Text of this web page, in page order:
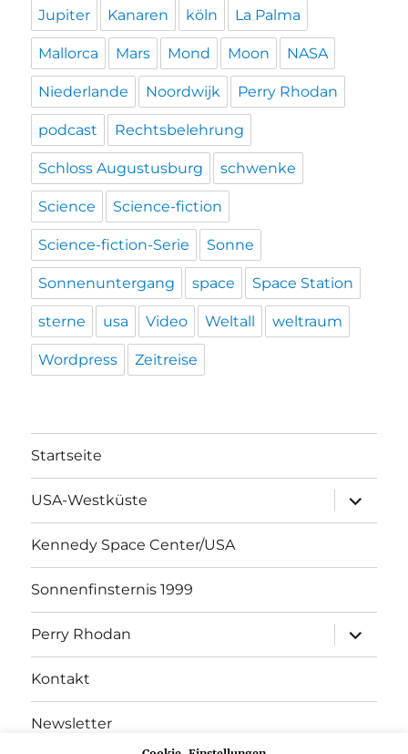
Jupiter Kanaren köln La Palma
Mallorca Mars Mond Moon NASA
Niederlande Noordwijk Perry Rhodan
podcast Rechtsbelehrung
Schloss Augustusburg schwenke
Science Science-fiction
Science-fiction-Serie Sonne
Sonnenuntergang space Space Station
sterne usa Video Weltall weltraum
Wordpress Zeitreise
Startseite
USA-Westküste
öffnen
Kennedy Space Center/USA
Sonnenfinsternis 1999
Perry Rhodan
öffnen
Kontakt
Newsletter